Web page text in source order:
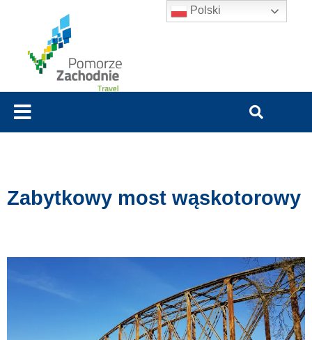
Zabytkowy most wąskotorowy
Polski